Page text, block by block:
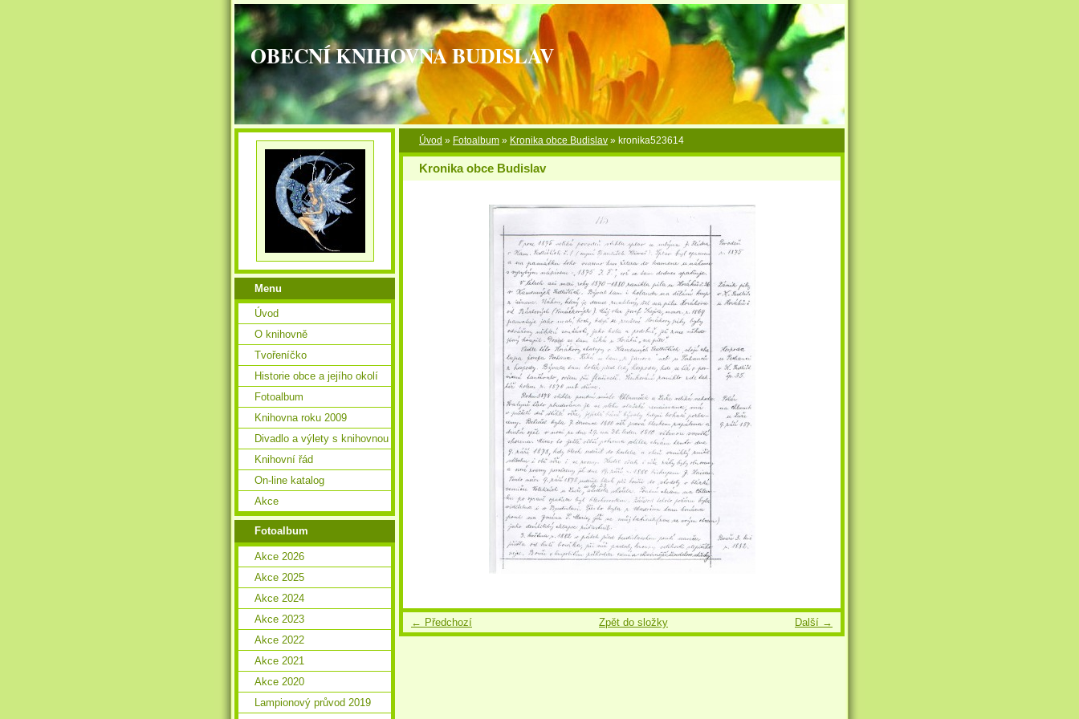
OBECNÍ KNIHOVNA BUDISLAV
Úvod » Fotoalbum » Kronika obce Budislav » kronika523614
Kronika obce Budislav
← Předchozí Další →
Zpět do složky
Menu
Úvod
O knihovně
Tvořeníčko
Historie obce a jejího okolí
Fotoalbum
Knihovna roku 2009
Divadlo a výlety s knihovnou
Knihovní řád
On-line katalog
Akce
Fotoalbum
Akce 2026
Akce 2025
Akce 2024
Akce 2023
Akce 2022
Akce 2021
Akce 2020
Lampionový průvod 2019